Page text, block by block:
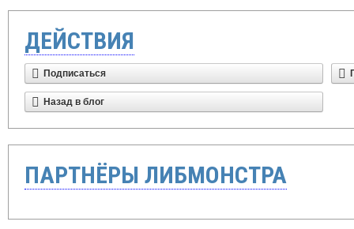
ДЕЙСТВИЯ
Подписаться
Назад в блог
ПАРТНЁРЫ ЛИБМОНСТРА